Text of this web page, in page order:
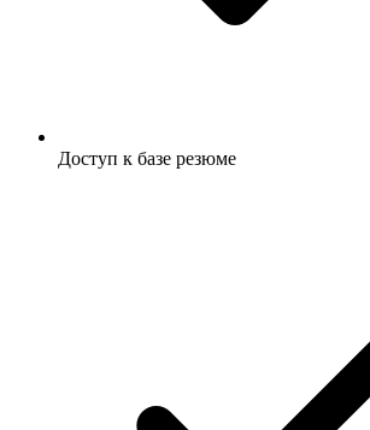
Доступ к базе резюме